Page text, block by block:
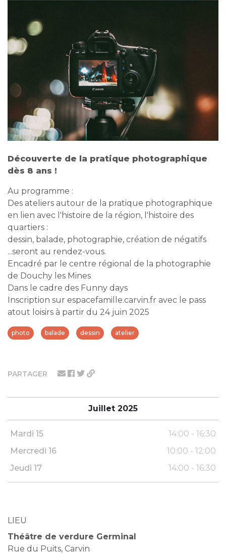
PARTAGER
Juillet 2025
Mardi 15
14:00 - 16:30
Mercredi 16
10:00 - 12:00
Jeudi 17
14:00 - 16:30
LIEU
Théâtre de verdure Germinal
Rue du Puits, Carvin
Découverte de la pratique photographique
dès 8 ans !
Au programme :
Des ateliers autour de la pratique photographique
en lien avec l'histoire de la région, l'histoire des
quartiers :
dessin, balade, photographie, création de négatifs
...seront au rendez-vous.
Encadré par le centre régional de la photographie
de Douchy les Mines
Dans le cadre des Funny days
Inscription sur espacefamille.carvin.fr avec le pass
atout loisirs à partir du 24 juin 2025
photo balade dessin atelier